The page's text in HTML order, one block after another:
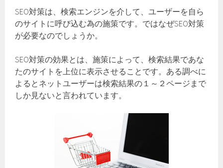
SEO対策は、検索エンジンを介して、ユーザーを自ら
のサイトに呼び込む為の施策です。ではなぜSEO対策
が必要なのでしょうか。
SEO対策の効果とは、施策によって、検索結果であな
たのサイトを上位に表示させることです。ある調べに
よるとネットユーザーは検索結果の１～２ページまで
しか見ないと言われています。